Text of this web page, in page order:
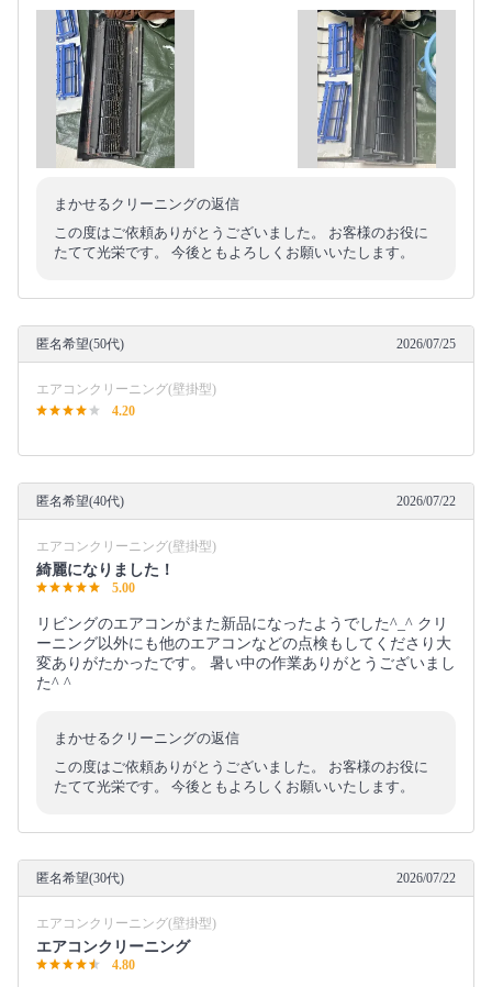
まかせるクリーニングの返信
この度はご依頼ありがとうございました。 お客様のお役に
たてて光栄です。 今後ともよろしくお願いいたします。
匿名希望(50代) 2026/07/25
エアコンクリーニング(壁掛型)
4.20
匿名希望(40代) 2026/07/22
エアコンクリーニング(壁掛型)
綺麗になりました！
5.00
リビングのエアコンがまた新品になったようでした^_^ クリ
ーニング以外にも他のエアコンなどの点検もしてくださり大
変ありがたかったです。 暑い中の作業ありがとうございまし
た^ ^
まかせるクリーニングの返信
この度はご依頼ありがとうございました。 お客様のお役に
たてて光栄です。 今後ともよろしくお願いいたします。
匿名希望(30代) 2026/07/22
エアコンクリーニング(壁掛型)
エアコンクリーニング
4.80